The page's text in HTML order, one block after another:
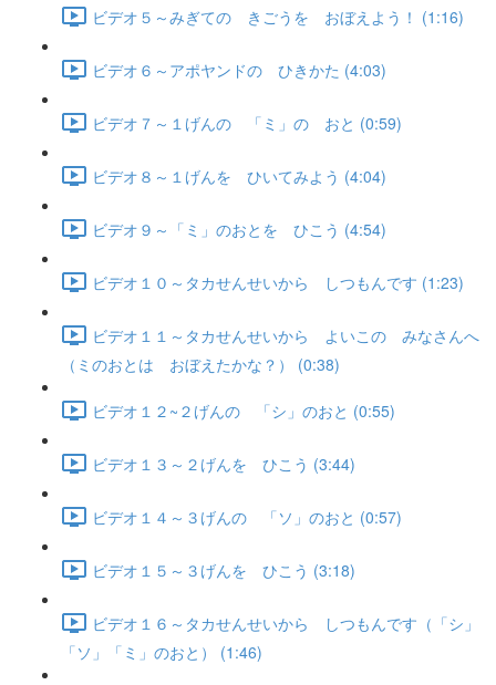
ビデオ５～みぎての きごうを おぼえよう！ (1:16)
ビデオ６～アポヤンドの ひきかた (4:03)
ビデオ７～１げんの 「ミ」の おと (0:59)
ビデオ８～１げんを ひいてみよう (4:04)
ビデオ９～「ミ」のおとを ひこう (4:54)
ビデオ１０～タカせんせいから しつもんです (1:23)
ビデオ１１～タカせんせいから よいこの みなさんへ
（ミのおとは おぼえたかな？） (0:38)
ビデオ１２~２げんの 「シ」のおと (0:55)
ビデオ１３～２げんを ひこう (3:44)
ビデオ１４～３げんの 「ソ」のおと (0:57)
ビデオ１５～３げんを ひこう (3:18)
ビデオ１６～タカせんせいから しつもんです（「シ」
「ソ」「ミ」のおと） (1:46)